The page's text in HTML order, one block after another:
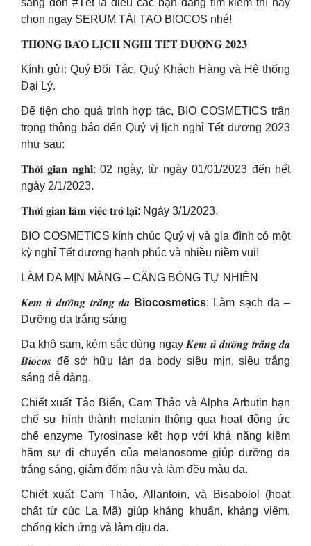
sàng đón #Tết là điều các bạn đang tìm kiếm thì hãy
chọn ngay SERUM TÁI TẠO BIOCOS nhé!
𝐓𝐇𝐎̂𝐍𝐆 𝐁𝐀́𝐎 𝐋𝐈̣𝐂𝐇 𝐍𝐆𝐇𝐈̉ 𝐓𝐄̂́𝐓 𝐃𝐔̛𝐎̛𝐍𝐆 𝟐𝟎𝟐𝟑
Kính gửi: Quý Đối Tác, Quý Khách Hàng và Hệ thống
Đại Lý.
Để tiện cho quá trình hợp tác, BIO COSMETICS trân
trọng thông báo đến Quý vị lịch nghỉ Tết dương 2023
như sau:
𝐓𝐡𝐨̛̀𝐢 𝐠𝐢𝐚𝐧 𝐧𝐠𝐡𝐢̉: 02 ngày, từ ngày 01/01/2023 đến hết
ngày 2/1/2023.
𝐓𝐡𝐨̛̀𝐢 𝐠𝐢𝐚𝐧 𝐥𝐚̀𝐦 𝐯𝐢𝐞̣̂𝐜 𝐭𝐫𝐨̛̉ 𝐥𝐚̣𝐢: Ngày 3/1/2023.
BIO COSMETICS kính chúc Quý vị và gia đình có một
kỳ nghỉ Tết dương hạnh phúc và nhiều niềm vui!
LÀM DA MỊN MÀNG – CĂNG BÓNG TỰ NHIÊN
𝑲𝒆𝒎 𝒖̉ 𝒅𝒖̛𝒐̛̃𝒏𝒈 𝒕𝒓𝒂̆́𝒏𝒈 𝒅𝒂 Biocosmetics: Làm sạch da –
Dưỡng da trắng sáng
Da khô sạm, kém sắc dùng ngay 𝑲𝒆𝒎 𝒖̉ 𝒅𝒖̛𝒐̛̃𝒏𝒈 𝒕𝒓𝒂̆́𝒏𝒈 𝒅𝒂
𝑩𝒊𝒐𝒄𝒐𝒔 để sở hữu làn da body siêu mịn, siêu trắng
sáng dễ dàng.
Chiết xuất Tảo Biển, Cam Thảo và Alpha Arbutin hạn
chế sự hình thành melanin thông qua hoạt động ức
chế enzyme Tyrosinase kết hợp với khả năng kiềm
hãm sự di chuyển của melanosome giúp dưỡng da
trắng sáng, giảm đốm nâu và làm đều màu da.
Chiết xuất Cam Thảo, Allantoin, và Bisabolol (hoạt
chất từ cúc La Mã) giúp kháng khuẩn, kháng viêm,
chống kích ứng và làm dịu da.